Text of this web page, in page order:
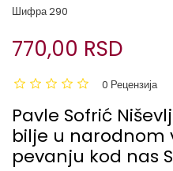
Шифра290
770,00 RSD
0 Рецензија
Pavle Sofrić
bilje u narodnom
pevanju kod nas